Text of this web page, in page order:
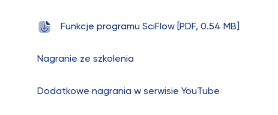
Funkcje programu SciFlow [PDF, 0.54 MB]
Nagranie ze szkolenia
Dodatkowe nagrania w serwisie YouTube